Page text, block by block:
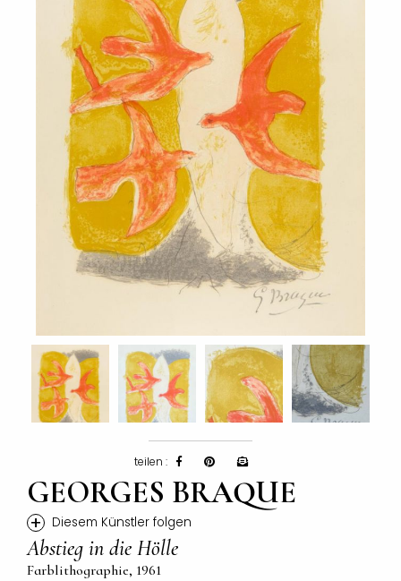
teilen :
GEORGES BRAQUE
+ Diesem Künstler folgen
Abstieg in die Hölle
Farblithographie, 1961